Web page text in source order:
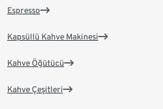
Espresso
Kapsüllü Kahve Makinesi
Kahve Öğütücü
Kahve Çeşitleri